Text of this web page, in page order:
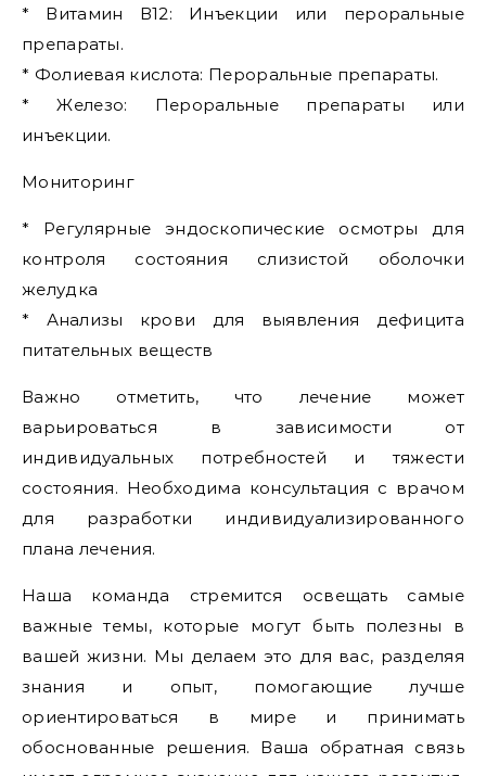
* Витамин В12: Инъекции или пероральные
препараты.
* Фолиевая кислота: Пероральные препараты.
* Железо: Пероральные препараты или
инъекции.
Мониторинг
* Регулярные эндоскопические осмотры для
контроля состояния слизистой оболочки
желудка
* Анализы крови для выявления дефицита
питательных веществ
Важно отметить, что лечение может
варьироваться в зависимости от
индивидуальных потребностей и тяжести
состояния. Необходима консультация с врачом
для разработки индивидуализированного
плана лечения.
Наша команда стремится освещать самые
важные темы, которые могут быть полезны в
вашей жизни. Мы делаем это для вас, разделяя
знания и опыт, помогающие лучше
ориентироваться в мире и принимать
обоснованные решения. Ваша обратная связь